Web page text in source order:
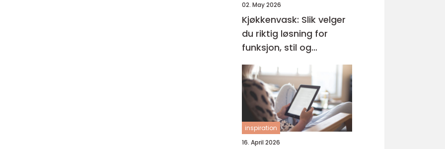
02. May 2026
Kjøkkenvask: Slik velger
du riktig løsning for
funksjon, stil og
holdbarhet
inspiration
16. April 2026